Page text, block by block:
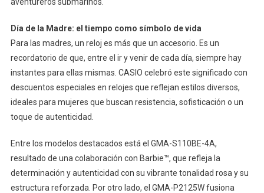
aventureros submarinos.
Día de la Madre: el tiempo como símbolo de vida
Para las madres, un reloj es más que un accesorio. Es un
recordatorio de que, entre el ir y venir de cada día, siempre hay
instantes para ellas mismas. CASIO celebró este significado con
descuentos especiales en relojes que reflejan estilos diversos,
ideales para mujeres que buscan resistencia, sofisticación o un
toque de autenticidad.
Entre los modelos destacados está el GMA-S110BE-4A,
resultado de una colaboración con Barbie™, que refleja la
determinación y autenticidad con su vibrante tonalidad rosa y su
estructura reforzada. Por otro lado, el GMA-P2125W fusiona